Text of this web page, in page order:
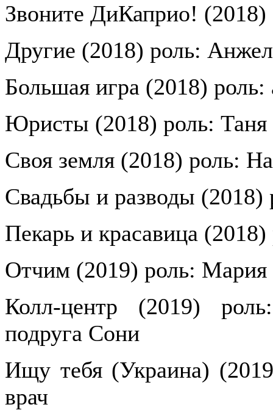
Звоните ДиКаприо! (2018)
Другие (2018) роль:
Большая игра (2018) роль:
Юристы (2018) роль: Таня
Своя земля (2018) роль:
Свадьбы и разводы (2018)
Пекарь и красавица
Отчим (2019) роль: Мария
Колл-центр (2019)
подруга Сони
Ищу тебя (Украина)
врач